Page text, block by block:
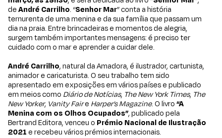
deAndré Carrilho. “Senhor Mar” conta a história
ternurenta de uma menina e da sua família que passam um
dia na praia. Entre brincadeiras e momentos de alegria,
surgem também importantes mensagens: é preciso ter
cuidado com o mar e aprender a cuidar dele.
André Carrilho, natural da Amadora, é ilustrador, cartunista,
animador e caricaturista. O seu trabalho tem sido
apresentado em exposições em vários países e publicado
em meios como Diário de Notícias, The New York Times, The
New Yorker, Vanity Faire Harper’s Magazine. O livro“A
Menina com os Olhos Ocupados”, publicado pela
Bertrand Editora, venceu o Prémio Nacional de Ilustração
2021 e recebeu vários prémios internacionais.